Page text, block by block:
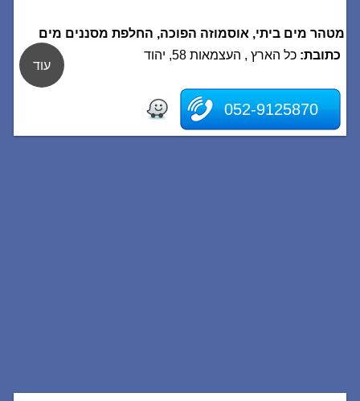
מטהר מים ביתי, אוסמוזה הפוכה, החלפת מסננים מים
כתובת: כל הארץ , העצמאות 58, יהוד
052-9125870
עוד